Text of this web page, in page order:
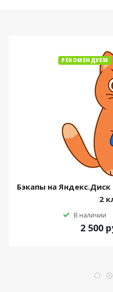
РЕКОМЕНДУЕМ
Бэкапы на
2
В наличии
2 500